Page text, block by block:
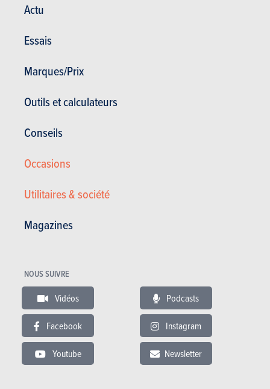
Actu
Essais
Marques/Prix
Outils et calculateurs
Conseils
Occasions
Utilitaires & société
Magazines
NOUS SUIVRE
Vidéos Podcasts
Facebook Instagram
Youtube Newsletter
Lexus
35.000 € 103.000 km
Lexus RX 400h 3.3i V6 24v ❌. BOITE DE VITESSE ❌
4.900 €
05/2007
Co2